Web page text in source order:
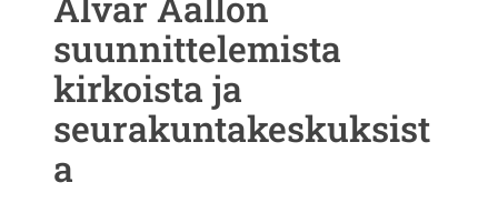
suunnittelemista
kirkoista ja
seurakuntakeskuksist
a